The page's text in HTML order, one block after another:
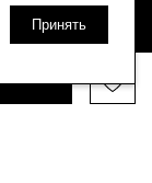
Принять